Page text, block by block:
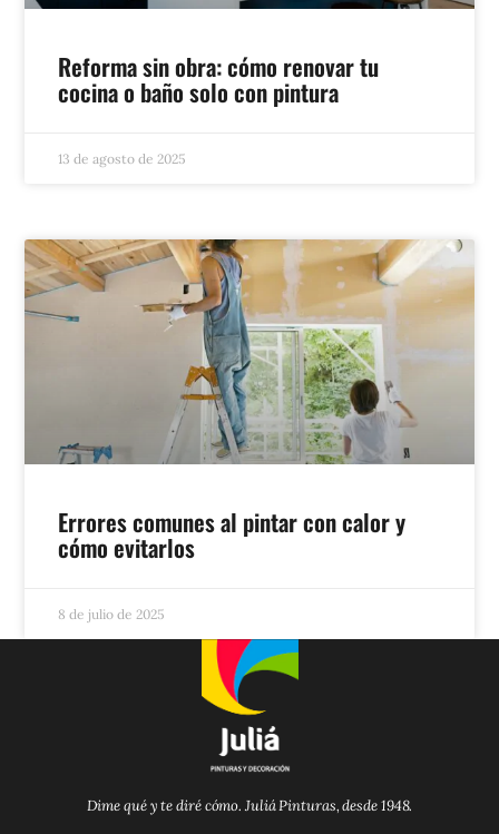
Reforma sin obra: cómo renovar tu
cocina o baño solo con pintura
13 de agosto de 2025
Errores comunes al pintar con calor y
cómo evitarlos
8 de julio de 2025
Dime qué y te diré cómo. Juliá Pinturas, desde 1948.